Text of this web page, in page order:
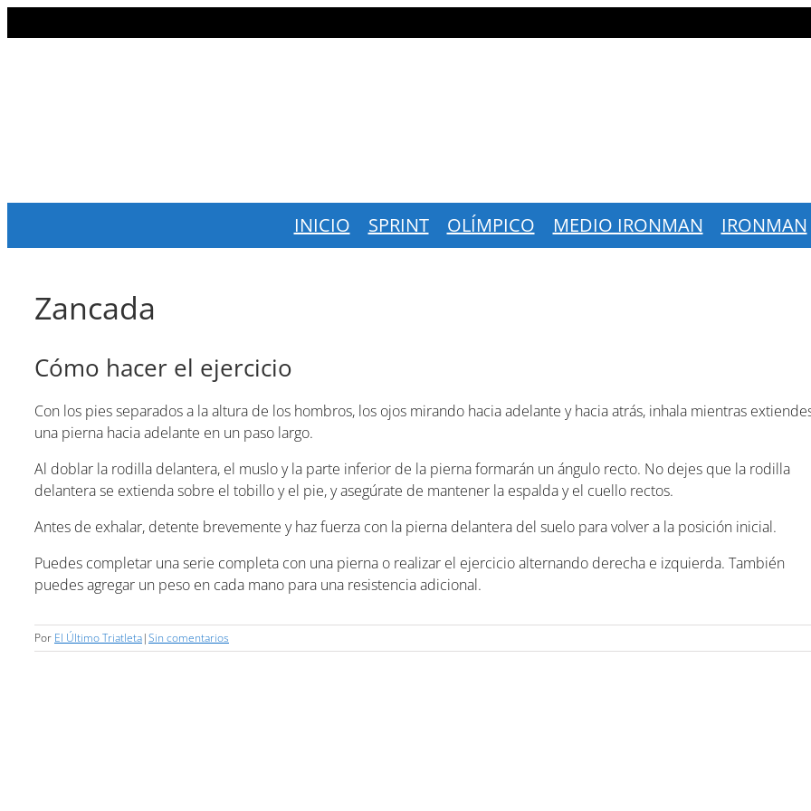
al
INICIO SPRINT OLÍMPICO MEDIO IRONMAN IRONMAN
Zancada
Cómo hacer el ejercicio
Con los pies separados a la altura de los hombros, los ojos mirando hacia adelante y hacia atrás, inhala mientras
una pierna hacia adelante en un paso largo.
Al doblar la rodilla delantera, el muslo y la parte inferior de la pierna formarán un ángulo recto. No dejes que la rodilla
delantera se extienda sobre el tobillo y el pie, y asegúrate de mantener la espalda y el cuello rectos.
Antes de exhalar, detente brevemente y haz fuerza con la pierna delantera del suelo para volver a la posición inicial.
Puedes completar una serie completa con una pierna o realizar el ejercicio alternando derecha e izquierda. También
puedes agregar un peso en cada mano para una resistencia adicional.
Por El Último Triatleta|Sin comentarios